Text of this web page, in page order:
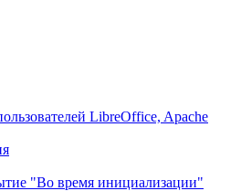
LibreOffice, Apache
"Во время инициализации"